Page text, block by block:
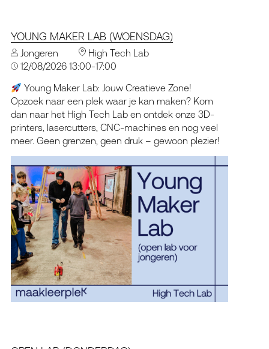
YOUNG MAKER LAB (WOENSDAG)
Jongeren
High Tech Lab
12/08/2026 13:00-17:00
Young Maker Lab: Jouw Creatieve Zone!
Opzoek naar een plek waar je kan maken? Kom
dan naar het High Tech Lab en ontdek onze 3D-
printers, lasercutters, CNC-machines en nog veel
meer. Geen grenzen, geen druk – gewoon plezier!